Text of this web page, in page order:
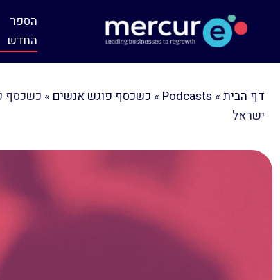
הספר
החדש
דף הבית »
Podcasts
» כשכסף פוגש אנשים »
ישראל